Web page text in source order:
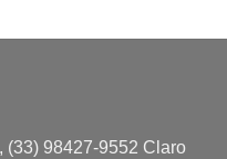
(33) 98427-9552 Claro